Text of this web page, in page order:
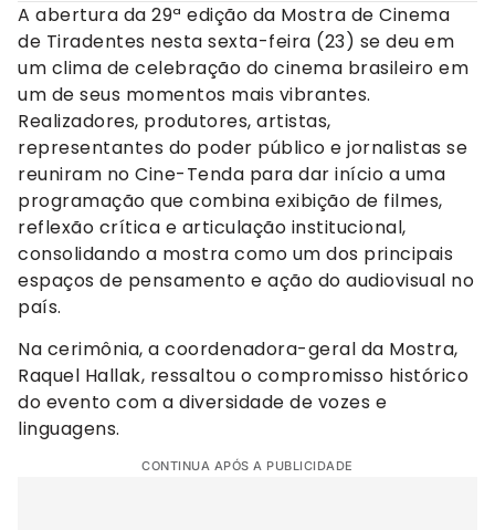
A abertura da 29ª edição da Mostra de Cinema
de Tiradentes nesta sexta-feira (23) se deu em
um clima de celebração do cinema brasileiro em
um de seus momentos mais vibrantes.
Realizadores, produtores, artistas,
representantes do poder público e jornalistas se
reuniram no Cine-Tenda para dar início a uma
programação que combina exibição de filmes,
reflexão crítica e articulação institucional,
consolidando a mostra como um dos principais
espaços de pensamento e ação do audiovisual no
país.
Na cerimônia, a coordenadora-geral da Mostra,
Raquel Hallak, ressaltou o compromisso histórico
do evento com a diversidade de vozes e
linguagens.
CONTINUA APÓS A PUBLICIDADE